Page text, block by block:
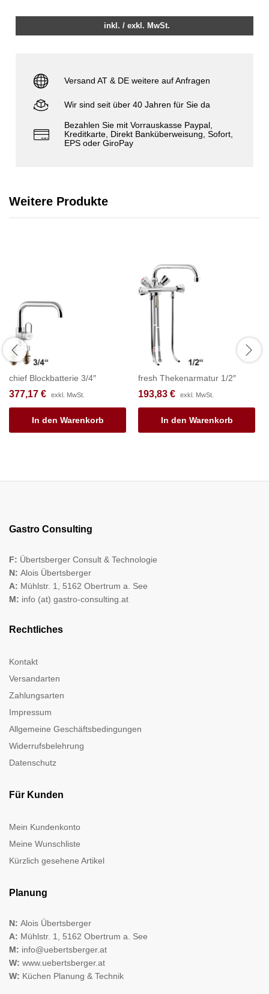
inkl. / exkl. MwSt.
Versand AT & DE weitere auf Anfragen
Wir sind seit über 40 Jahren für Sie da
Bezahlen Sie mit Vorrauskasse Paypal,
Kreditkarte, Direkt Banküberweisung, Sofort,
EPS oder GiroPay
Weitere Produkte
chief Blockbatterie 3/4″
377,17 € exkl. MwSt.
In den Warenkorb
fresh Thekenarmatur 1/2″
193,83 € exkl. MwSt.
In den Warenkorb
Gastro Consulting
F: Übertsberger Consult & Technologie
N: Alois Übertsberger
A: Mühlstr. 1, 5162 Obertrum a. See
M: info (at) gastro-consulting.at
Rechtliches
Kontakt
Versandarten
Zahlungsarten
Impressum
Allgemeine Geschäftsbedingungen
Widerrufsbelehrung
Datenschutz
Für Kunden
Mein Kundenkonto
Meine Wunschliste
Kürzlich gesehene Artikel
Planung
N: Alois Übertsberger
A: Mühlstr. 1, 5162 Obertrum a. See
M: info@uebertsberger.at
W: www.uebertsberger.at
W: Küchen Planung & Technik